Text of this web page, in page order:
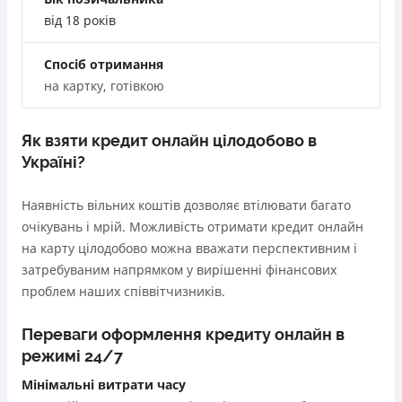
Вся інформація про кредит
ОТРИМАТИ ПОЗИКУ
застави та поручителів;
Процес повністю автоматизований і займає до 5
Видача коштів відбувається цілодобово по всій
території України;
Недоліки
Нема програми лояльності для постійних клієнтів
Немає цілодобової підтримки
Telegram, Facebook
Погашення
Оплата на розрахунковий рахунок
Через термінали Приватбанку
Через термінали самообслуговування
Ліцензія НБУ
від 18 років
Спосіб отримання
на картку, готівкою
Як взяти кредит онлайн цілодобово в
Україні?
Наявність вільних коштів дозволяє втілювати багато
очікувань і мрій. Можливість отримати кредит онлайн
на карту цілодобово можна вважати перспективним і
затребуваним напрямком у вирішенні фінансових
проблем наших співвітчизників.
Переваги оформлення кредиту онлайн в
режимі 24/7
Мінімальні витрати часу